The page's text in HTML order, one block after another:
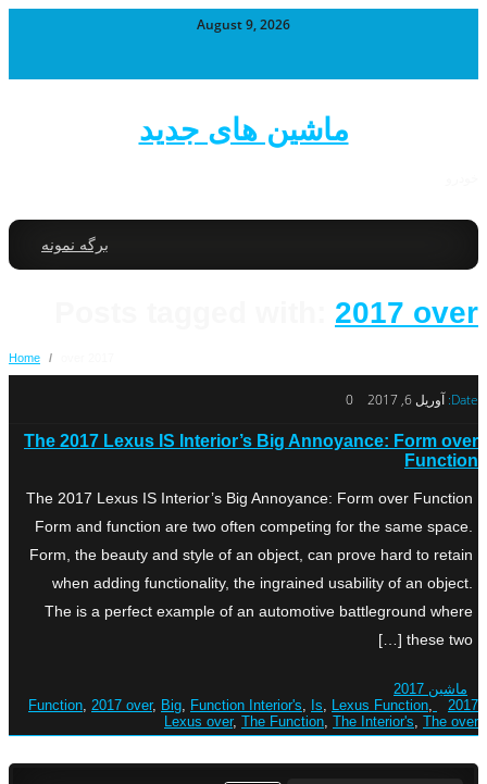
August 9, 2026
ماشین های جدید
برگه نمونه
2017 over
Home /
Date: آوریل 6, 2017 0
The 2017 Lexus IS Interior’s Big Annoyance: Form over
Function
The 2017 Lexus IS Interior’s Big Annoyance: Form over Function
Form and function are two often competing for the same space.
Form, the beauty and style of an object, can prove hard to retain
when adding functionality, the ingrained usability of an object.
The is a perfect example of an automotive battleground where
these two […]
ماشین 2017
2017 Function
, 2017 over, Big, Function Interior's, Is, Lexus Function,
Lexus over, The Function, The Interior's, The over